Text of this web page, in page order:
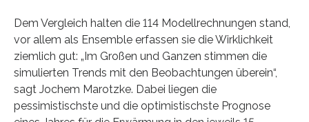
Dem Vergleich halten die 114 Modellrechnungen stand,
vor allem als Ensemble erfassen sie die Wirklichkeit
ziemlich gut: „Im Großen und Ganzen stimmen die
simulierten Trends mit den Beobachtungen überein“,
sagt Jochem Marotzke. Dabei liegen die
pessimistischste und die optimistischste Prognose